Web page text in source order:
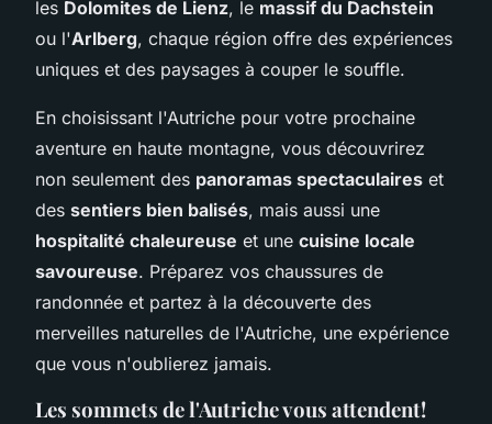
les Dolomites de Lienz, le massif du Dachstein
ou l'Arlberg, chaque région offre des expériences
uniques et des paysages à couper le souffle.
En choisissant l'Autriche pour votre prochaine
aventure en haute montagne, vous découvrirez
non seulement des panoramas spectaculaires et
des sentiers bien balisés, mais aussi une
hospitalité chaleureuse et une cuisine locale
savoureuse. Préparez vos chaussures de
randonnée et partez à la découverte des
merveilles naturelles de l'Autriche, une expérience
que vous n'oublierez jamais.
Les sommets de l'Autriche vous attendent!